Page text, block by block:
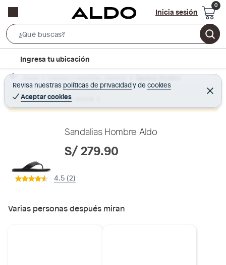
Inicia sesión
e
r
c
B
r
c
t
n
Ingresa tu ubicación
Revisa nuestras políticas de privacidadyde cookies
Aceptar cookies
C
e
r
Home Calzado y zapatillas - Zapatos Zapatos Hombre
Producto sin stock :(
Sandalias Hombre Aldo
S/ 279.90
4.5 (2)
Varias personas después miran